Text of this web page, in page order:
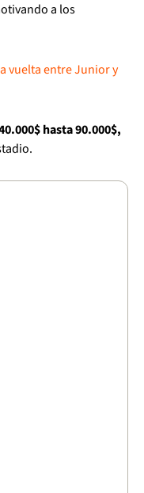
a los
vuelta entre Junior y
hasta 90.000$,